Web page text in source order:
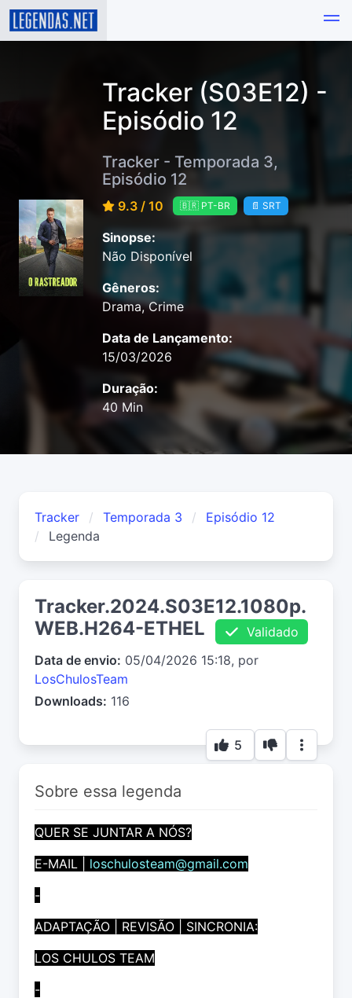
Tracker (S03E12) -
Episódio 12
Tracker - Temporada 3,
Episódio 12
9.3 / 10 🇧🇷 PT-BR 📄 SRT
Sinopse:
Não Disponível
Gêneros:
Drama, Crime
Data de Lançamento:
15/03/2026
Duração:
40 Min
Tracker Temporada 3
Episódio 12
Legenda
Tracker.2024.S03E12.1080p.
WEB.H264-ETHEL
Validado
Data de envio: 05/04/2026 15:18, por
LosChulosTeam
Downloads: 116
5
Sobre essa legenda
QUER SE JUNTAR A NÓS?
E-MAIL |
loschulosteam@gmail.com
-
ADAPTAÇÃO | REVISÃO | SINCRONIA:
LOS CHULOS TEAM
-